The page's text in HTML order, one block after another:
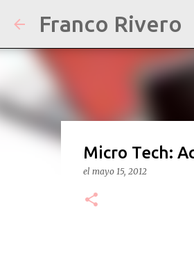
Franco Rivero
Micro Tech:
el mayo 15, 2012